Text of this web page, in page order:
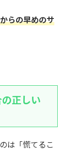
らの早めのサ
正しい
は「慌てるこ